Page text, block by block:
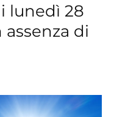
lunedì 28
di